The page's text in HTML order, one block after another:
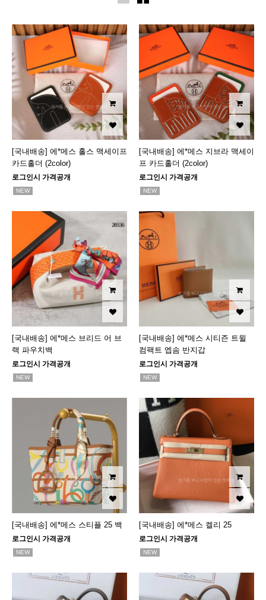
[국내배송] 에*메스 홀스 맥세이프
카드홀더 (2color)
로그인시 가격공개
NEW
[국내배송] 에*메스 지브라 맥세이
프 카드홀더 (2color)
로그인시 가격공개
NEW
[국내배송] 에*메스 브리드 어 브
랙 파우치백
로그인시 가격공개
NEW
[국내배송] 에*메스 시티즌 트윌
컴팩트 엡솜 반지갑
로그인시 가격공개
NEW
[국내배송] 에*메스 스티플 25 백
로그인시 가격공개
NEW
[국내배송] 에*메스 켈리 25
로그인시 가격공개
NEW